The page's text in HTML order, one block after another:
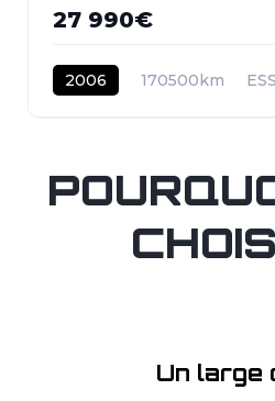
27 990€
2006 170500km
Un large